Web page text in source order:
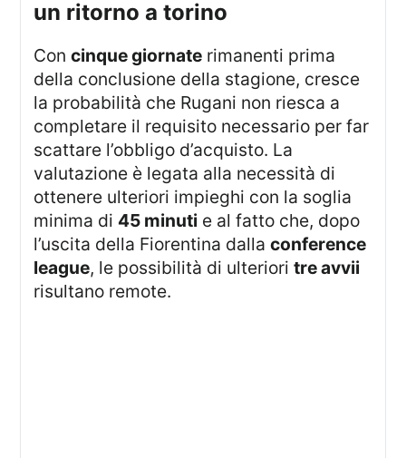
un ritorno a torino
Concinque giornate rimanenti prima
della conclusione della stagione, cresce
la probabilità che Rugani non riesca a
completare il requisito necessario per far
scattare l’obbligo d’acquisto. La
valutazione è legata alla necessità di
ottenere ulteriori impieghi con la soglia
minima di 45 minuti e al fatto che, dopo
l’uscita della Fiorentina dallaconference
league, le possibilità di ulterioritre avvii
risultano remote.